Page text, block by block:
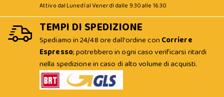
Attivo dal Lunedì al Venerdì dalle 9:30 alle 16:30
TEMPI DI SPEDIZIONE
Spediamo in 24/48 ore dall'ordine con Corriere
Espresso; potrebbero in ogni caso verificarsi ritardi
nella spedizione in caso di alto volume di acquisti.